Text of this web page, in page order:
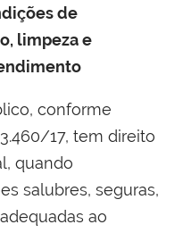
de
limpeza e
conforme
17, tem direito
quando
salubres, seguras,
ao